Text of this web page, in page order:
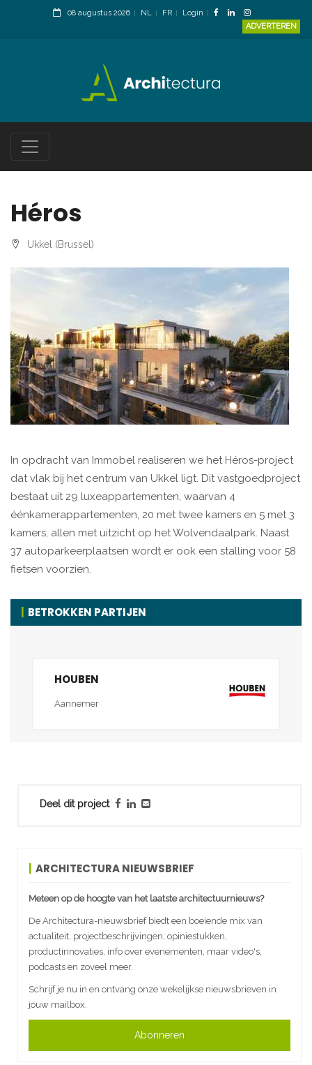
08 augustus 2026 NL FR
Login
ADVERTEREN
Deel dit project
ARCHITECTURA NIEUWSBRIEF
Meteen op de hoogte van het laatste architectuurnieuws?
De Architectura-nieuwsbrief biedt een boeiende mix van
actualiteit, projectbeschrijvingen, opiniestukken,
productinnovaties, info over evenementen, maar video's,
podcasts en zoveel meer.
Schrijf je nu in en ontvang onze wekelijkse nieuwsbrieven in
jouw mailbox.
Abonneren
Héros
Ukkel (Brussel)
In opdracht van Immobel realiseren we het Héros-project
dat vlak bij het centrum van Ukkel ligt. Dit vastgoedproject
bestaat uit 29 luxeappartementen, waarvan 4
éénkamerappartementen, 20 met twee kamers en 5 met 3
kamers, allen met uitzicht op het Wolvendaalpark. Naast
37 autoparkeerplaatsen wordt er ook een stalling voor 58
fietsen voorzien.
BETROKKEN PARTIJEN
HOUBEN
Aannemer